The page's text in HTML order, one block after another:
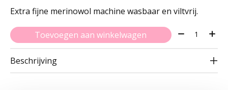
Extra fijne merinowol machine wasbaar en viltvrij.
Toevoegen aan winkelwagen Aantal:
Beschrijving